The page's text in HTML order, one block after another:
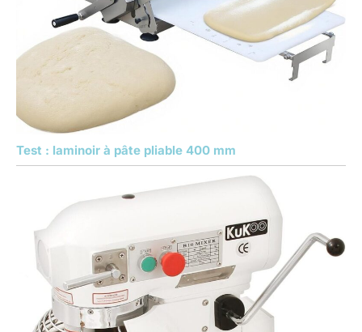
Test : laminoir à pâte pliable 400 mm